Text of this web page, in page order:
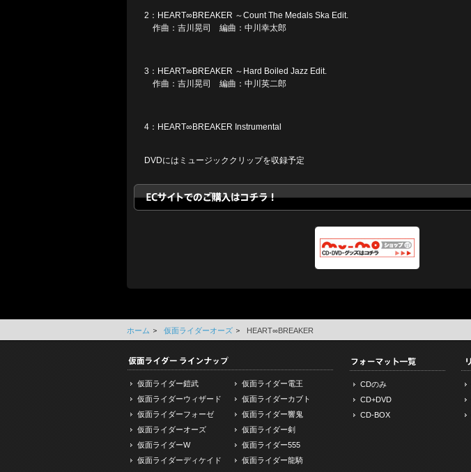
2：HEART∞BREAKER ～Count The Medals Ska Edit.
作曲：吉川晃司 編曲：中川幸太郎
3：HEART∞BREAKER ～Hard Boiled Jazz Edit.
作曲：吉川晃司 編曲：中川英二郎
4：HEART∞BREAKER Instrumental
DVDにはミュージッククリップを収録予定
ホーム 仮面ライダーオーズ HEART∞BREAKER
仮面ライダー鎧武
仮面ライダーウィザード
仮面ライダーフォーゼ
仮面ライダーオーズ
仮面ライダーW
仮面ライダーディケイド
仮面ライダー電王
仮面ライダーカブト
仮面ライダー響鬼
仮面ライダー剣
仮面ライダー555
仮面ライダー龍騎
CDのみ
CD+DVD
CD-BOX